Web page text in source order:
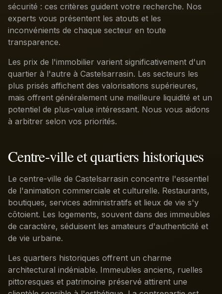
sécurité : ces critères guident votre recherche. Nos
experts vous présentent les atouts et les
inconvénients de chaque secteur en toute
transparence.
Les prix de l'immobilier varient significativement d'un
quartier à l'autre à Castelsarrasin. Les secteurs les
plus prisés affichent des valorisations supérieures,
mais offrent généralement une meilleure liquidité et un
potentiel de plus-value intéressant. Nous vous aidons
à arbitrer selon vos priorités.
Centre-ville et quartiers historiques
Le centre-ville de Castelsarrasin concentre l'essentiel
de l'animation commerciale et culturelle. Restaurants,
boutiques, services administratifs et lieux de vie s'y
côtoient. Les logements, souvent dans des immeubles
de caractère, séduisent les amateurs d'authenticité et
de vie urbaine.
Les quartiers historiques offrent un charme
architectural indéniable. Immeubles anciens, ruelles
pittoresques et patrimoine préservé attirent une